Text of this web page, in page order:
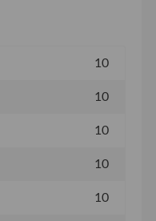
10
10
10
10
10